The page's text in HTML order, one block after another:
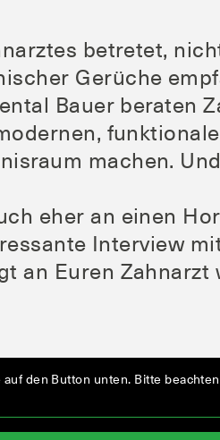
betre­tet,
Gerü­che
Bau­er bera­ten
machen.
eher an einen
Inter­view
an Euren Zahn­arzt
den But­ton unten. Bit­te